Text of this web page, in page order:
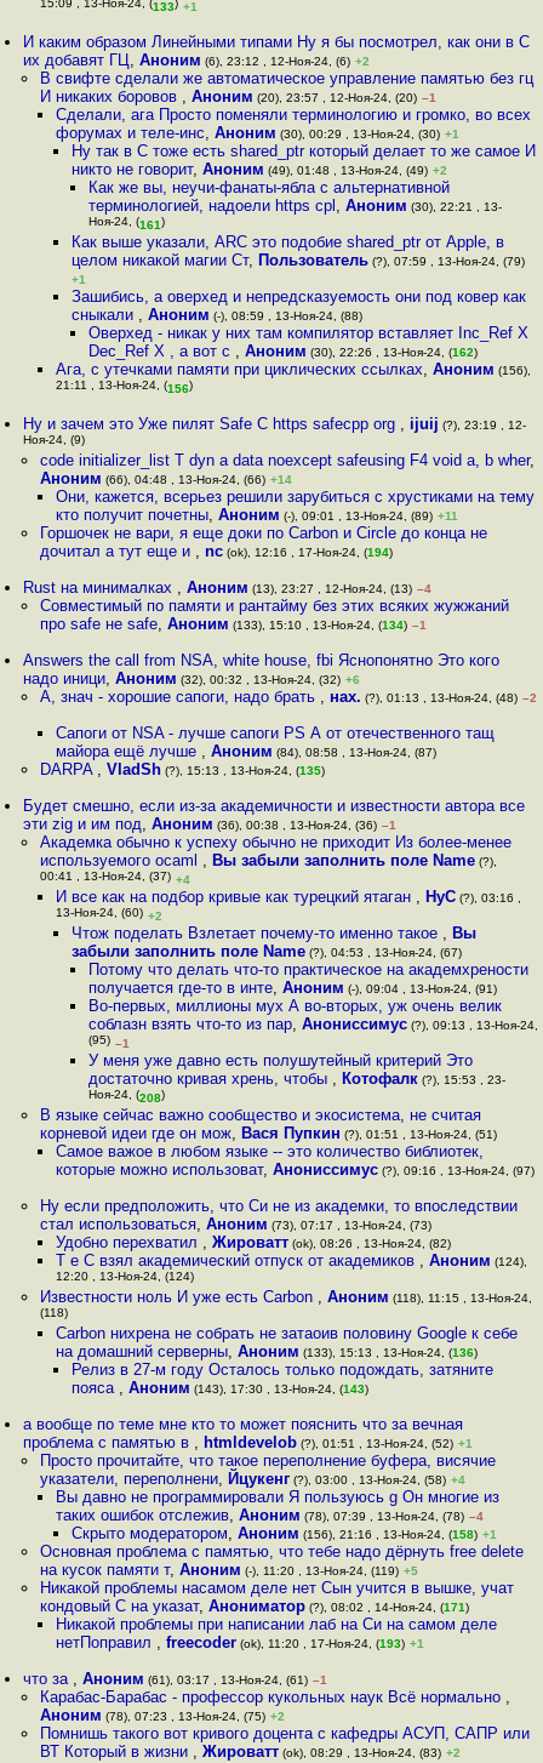
15:09 , 13-Ноя-24, (133) +1
И каким образом Линейными типами Ну я бы посмотрел, как они в С
их добавят ГЦ,Аноним (6), 23:12 , 12-Ноя-24, (6) +2
В свифте сделали же автоматическое управление памятью без гц
И никаких боровов , Аноним (20), 23:57 , 12-Ноя-24, (20) –1
Сделали, ага Просто поменяли терминологию и громко, во всех
форумах и теле-инс, Аноним (30), 00:29 , 13-Ноя-24, (30) +1
Ну так в C тоже есть shared_ptr который делает то же самое И
никто не говорит,Аноним (49), 01:48 , 13-Ноя-24, (49) +2
Как же вы, неучи-фанаты-ябла с альтернативной
терминологией, надоели https cpl , Аноним (30), 22:21 , 13-
Ноя-24, (161)
Как выше указали, ARC это подобие shared_ptr от Apple, в
целом никакой магии Ст, Пользователь (?), 07:59 , 13-Ноя-24, (79)
+1
Зашибись, а оверхед и непредсказуемость они под ковер как
сныкали ,Аноним (-), 08:59 , 13-Ноя-24, (88)
Оверхед - никак у них там компилятор вставляет Inc_Ref X
Dec_Ref X , а вот с , Аноним (30), 22:26 , 13-Ноя-24, (162)
Ага, с утечками памяти при циклических ссылках, Аноним (156),
21:11 , 13-Ноя-24, (156)
Ну и зачем это Уже пилят Safe C https safecpp org , ijuij (?), 23:19 , 12-
Ноя-24, (9)
code initializer_list T dyn a data noexcept safeusing F4 void a, b wher,
Аноним (66), 04:48 , 13-Ноя-24, (66) +14
Они, кажется, всерьез решили зарубиться с хрустиками на тему
кто получит почетны, Аноним (-), 09:01 , 13-Ноя-24, (89) +11
Горшочек не вари, я еще доки по Carbon и Circle до конца не
дочитал а тут еще и , nc(ok), 12:16 , 17-Ноя-24, (194)
Rust на минималках ,Аноним (13), 23:27 , 12-Ноя-24, (13) –4
Совместимый по памяти и рантайму без этих всяких жужжаний
про safe не safe, Аноним (133), 15:10 , 13-Ноя-24, (134) –1
Answers the call from NSA, white house, fbi Яснопонятно Это кого
надо иници,Аноним (32), 00:32 , 13-Ноя-24, (32) +6
А, знач - хорошие сапоги, надо брать , нах. (?), 01:13 , 13-Ноя-24, (48) –2
Сапоги от NSA - лучше сапоги PS А от отечественного тащ
майора ещё лучше , Аноним (84), 08:58 , 13-Ноя-24, (87)
DARPA , VladSh(?), 15:13 , 13-Ноя-24, (135)
Будет смешно, если из-за академичности и известности автора все
эти zig и им под,Аноним (36), 00:38 , 13-Ноя-24, (36) –1
Aкадемка обычно к успеху обычно не приходит Из более-менее
используемого ocaml , Вы забыли заполнить поле Name(?),
00:41 , 13-Ноя-24, (37) +4
И все как на подбор кривые как турецкий ятаган , HyC(?), 03:16 ,
13-Ноя-24, (60) +2
Чтож поделать Взлетает почему-то именно такое , Вы
забыли заполнить поле Name (?), 04:53 , 13-Ноя-24, (67)
Потому что делать что-то практическое на академхрености
получается где-то в инте, Аноним (-), 09:04 , 13-Ноя-24, (91)
Во-первых, миллионы мух А во-вторых, уж очень велик
соблазн взять что-то из пар, Анониссимус(?), 09:13 , 13-Ноя-24,
(95) –1
У меня уже давно есть полушутейный критерий Это
достаточно кривая хрень, чтобы , Котофалк(?), 15:53 , 23-
Ноя-24, (208)
В языке сейчас важно сообщество и экосистема, не считая
корневой идеи где он мож, Вася Пупкин (?), 01:51 , 13-Ноя-24, (51)
Самое важое в любом языке -- это количество библиотек,
которые можно использоват, Анониссимус(?), 09:16 , 13-Ноя-24, (97)
Ну если предположить, что Си не из академки, то впоследствии
стал использоваться, Аноним (73), 07:17 , 13-Ноя-24, (73)
Удобно перехватил , Жироватт(ok), 08:26 , 13-Ноя-24, (82)
Т е C взял академический отпуск от академиков , Аноним (124),
12:20 , 13-Ноя-24, (124)
Известности ноль И уже есть Carbon , Аноним (118), 11:15 , 13-Ноя-24,
(118)
Carbon нихрена не собрать не затаoив половину Google к себе
на домашний серверны, Аноним (133), 15:13 , 13-Ноя-24, (136)
Релиз в 27-м году Осталось только подождать, затяните
пояса ,Аноним (143), 17:30 , 13-Ноя-24, (143)
а вообще по теме мне кто то может пояснить что за вечная
проблема с памятью в , htmldevelob (?), 01:51 , 13-Ноя-24, (52) +1
Просто прочитайте, что такое переполнение буфера, висячие
указатели, переполнени, Йцукенг(?), 03:00 , 13-Ноя-24, (58) +4
Вы давно не программировали Я пользуюсь g Он многие из
таких ошибок отслежив, Аноним (78), 07:39 , 13-Ноя-24, (78) –4
Скрыто модератором,Аноним (156), 21:16 , 13-Ноя-24, (158) +1
Основная проблема с памятью, что тебе надо дёрнуть free delete
на кусок памяти т, Аноним (-), 11:20 , 13-Ноя-24, (119) +5
Никакой проблемы насамом деле нет Сын учится в вышке, учат
кондовый С на указат, Анониматор(?), 08:02 , 14-Ноя-24, (171)
Никакой проблемы при написании лаб на Си на самом деле
нетПоправил , freecoder(ok), 11:20 , 17-Ноя-24, (193) +1
что за ,Аноним (61), 03:17 , 13-Ноя-24, (61) –1
Карабас-Барабас - профессор кукольных наук Всё нормально ,
Аноним (78), 07:23 , 13-Ноя-24, (75) +2
Помнишь такого вот кривого доцента с кафедры АСУП, САПР или
ВТ Который в жизни , Жироватт(ok), 08:29 , 13-Ноя-24, (83) +2